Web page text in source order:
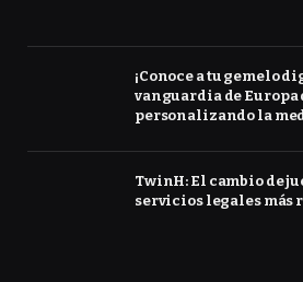
¡Conoce a tu gemelo
vanguardia de Europa
personalizando la
TwinH: El cambio de
servicios legales más